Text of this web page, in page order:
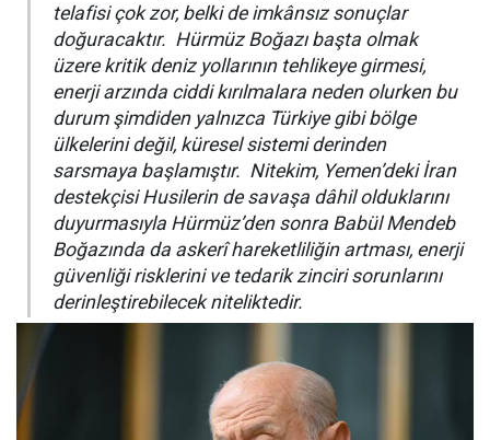
telafisi çok zor, belki de imkânsız sonuçlar
doğuracaktır. Hürmüz Boğazı başta olmak
üzere kritik deniz yollarının tehlikeye girmesi,
enerji arzında ciddi kırılmalara neden olurken bu
durum şimdiden yalnızca Türkiye gibi bölge
ülkelerini değil, küresel sistemi derinden
sarsmaya başlamıştır. Nitekim, Yemen’deki İran
destekçisi Husilerin de savaşa dâhil olduklarını
duyurmasıyla Hürmüz’den sonra Babül Mendeb
Boğazında da askerî hareketliliğin artması, enerji
güvenliği risklerini ve tedarik zinciri sorunlarını
derinleştirebilecek niteliktedir.